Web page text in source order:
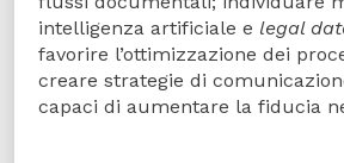
intelligenza artificiale e legal
favorire l’ottimizzazione dei
creare strategie di
capaci di aumentare la fiducia